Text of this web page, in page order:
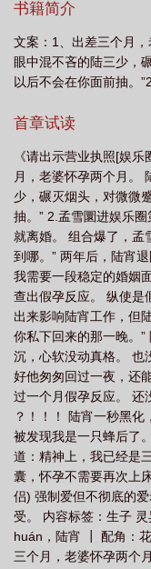
ezic 请出示证件有中文吗
吗 请出示证件结局攻略
说 请出示证件教程 请
版 请出示证件安卓中文版
版... 请出示证件攻略
式 请出示证件用英语怎么
台 请出示营业执照娱乐圈
哪里玩 要求出示营业执照
文 请出示证件所有结局
示证件 全结局 请出示证件
拍照
书籍简介
文案：1、出差三个月
眼中混不吝的陆三少，
以后不会在你面前抽。
首章试读
《请出示营业执照[娱
月，老婆怀孕两个月。
少，碾灭烟头，对微微
抽。” 2.孟雪圜进娱乐
就离婚。 组合爆了，孟
到哪。” 两年后，陆宵
我需要一段稳定的婚姻
查出假孕反应。 纵使是
出来影响陆宵工作，但
你私下回来的那一晚。
沉，心软没动真格。 也
好他匆匆回过一夜，还
过一个月假孕反应。 还
？！！！ 陆宵一秒黑
被发现我是一只蜂后了
道：精神上，我已经是
囊，怀孕不需要再次上
侣) 强制爱但不彻底的
受。 内容标签：生子
huán，陆宵 ┃ 配角：
三个月，老婆怀孕两个